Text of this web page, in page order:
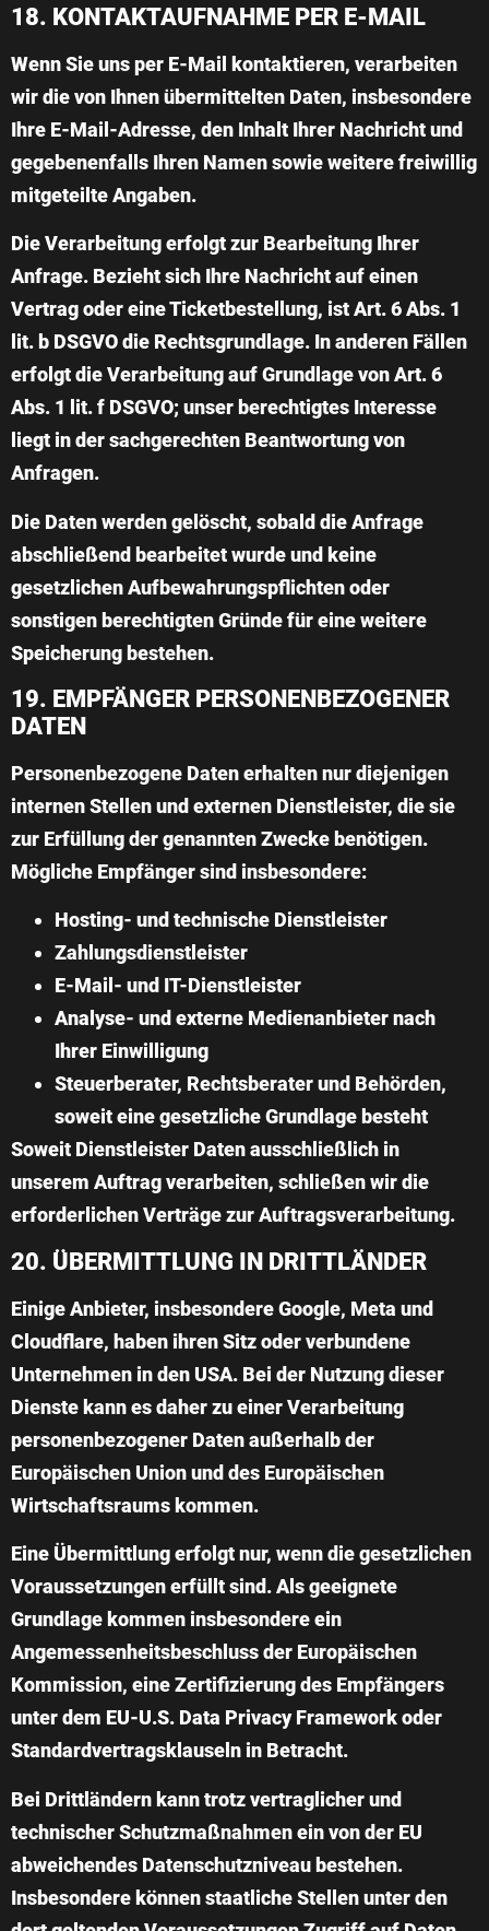
18. KONTAKTAUFNAHME PER E-MAIL
Wenn Sie uns per E-Mail kontaktieren, verarbeiten
wir die von Ihnen übermittelten Daten, insbesondere
Ihre E-Mail-Adresse, den Inhalt Ihrer Nachricht und
gegebenenfalls Ihren Namen sowie weitere freiwillig
mitgeteilte Angaben.
Die Verarbeitung erfolgt zur Bearbeitung Ihrer
Anfrage. Bezieht sich Ihre Nachricht auf einen
Vertrag oder eine Ticketbestellung, ist Art. 6 Abs. 1
lit. b DSGVO die Rechtsgrundlage. In anderen Fällen
erfolgt die Verarbeitung auf Grundlage von Art. 6
Abs. 1 lit. f DSGVO; unser berechtigtes Interesse
liegt in der sachgerechten Beantwortung von
Anfragen.
Die Daten werden gelöscht, sobald die Anfrage
abschließend bearbeitet wurde und keine
gesetzlichen Aufbewahrungspflichten oder
sonstigen berechtigten Gründe für eine weitere
Speicherung bestehen.
19. EMPFÄNGER PERSONENBEZOGENER
DATEN
Personenbezogene Daten erhalten nur diejenigen
internen Stellen und externen Dienstleister, die sie
zur Erfüllung der genannten Zwecke benötigen.
Mögliche Empfänger sind insbesondere:
Hosting- und technische Dienstleister
Zahlungsdienstleister
E-Mail- und IT-Dienstleister
Analyse- und externe Medienanbieter nach
Ihrer Einwilligung
Steuerberater, Rechtsberater und Behörden,
soweit eine gesetzliche Grundlage besteht
Soweit Dienstleister Daten ausschließlich in
unserem Auftrag verarbeiten, schließen wir die
erforderlichen Verträge zur Auftragsverarbeitung.
20. ÜBERMITTLUNG IN DRITTLÄNDER
Einige Anbieter, insbesondere Google, Meta und
Cloudflare, haben ihren Sitz oder verbundene
Unternehmen in den USA. Bei der Nutzung dieser
Dienste kann es daher zu einer Verarbeitung
personenbezogener Daten außerhalb der
Europäischen Union und des Europäischen
Wirtschaftsraums kommen.
Eine Übermittlung erfolgt nur, wenn die gesetzlichen
Voraussetzungen erfüllt sind. Als geeignete
Grundlage kommen insbesondere ein
Angemessenheitsbeschluss der Europäischen
Kommission, eine Zertifizierung des Empfängers
unter dem EU-U.S. Data Privacy Framework oder
Standardvertragsklauseln in Betracht.
Bei Drittländern kann trotz vertraglicher und
technischer Schutzmaßnahmen ein von der EU
abweichendes Datenschutzniveau bestehen.
Insbesondere können staatliche Stellen unter den